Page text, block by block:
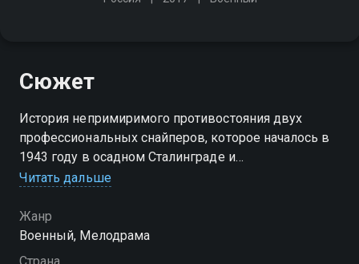
Сюжет
История непримиримого противостояния двух
профессиональных снайперов, которое началось в
1943 году в осадном Сталинграде и
продолжившаяся в 1944 году в лесах Белоруссии
Посмотреть онлайн 1 сезон сериала Снайпер.
Офицер СМЕРШ вы можете совершенно бесплатно
в хорошем HD качестве на Смотрёшке
Читать дальше
Жанр
Военный, Мелодрама